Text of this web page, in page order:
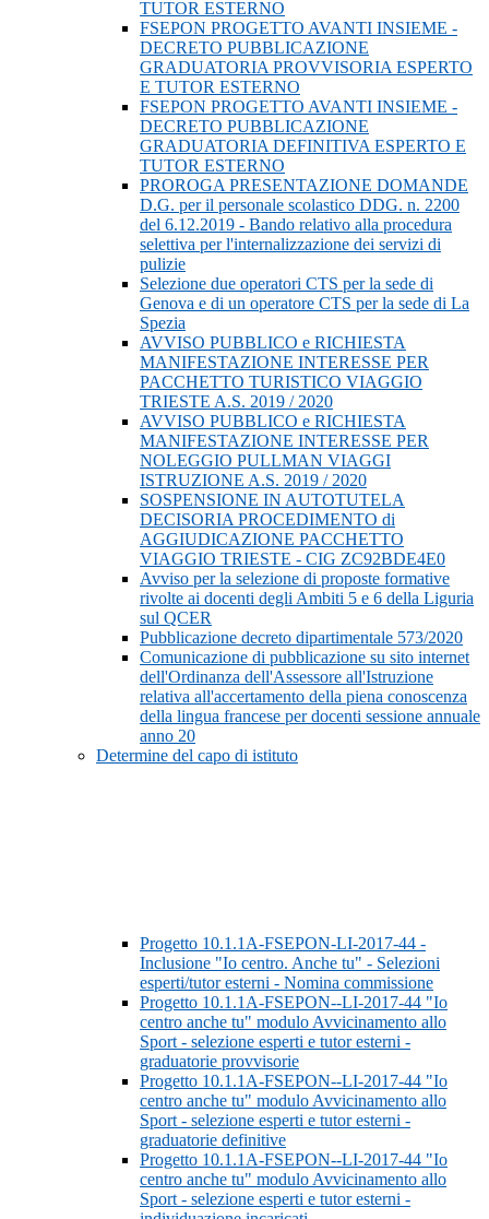
TUTOR ESTERNO
FSEPON PROGETTO AVANTI INSIEME -
DECRETO PUBBLICAZIONE
GRADUATORIA PROVVISORIA ESPERTO
E TUTOR ESTERNO
FSEPON PROGETTO AVANTI INSIEME -
DECRETO PUBBLICAZIONE
GRADUATORIA DEFINITIVA ESPERTO E
TUTOR ESTERNO
PROROGA PRESENTAZIONE DOMANDE
D.G. per il personale scolastico DDG. n. 2200
del 6.12.2019 - Bando relativo alla procedura
selettiva per l'internalizzazione dei servizi di
pulizie
Selezione due operatori CTS per la sede di
Genova e di un operatore CTS per la sede di La
Spezia
AVVISO PUBBLICO e RICHIESTA
MANIFESTAZIONE INTERESSE PER
PACCHETTO TURISTICO VIAGGIO
TRIESTE A.S. 2019 / 2020
AVVISO PUBBLICO e RICHIESTA
MANIFESTAZIONE INTERESSE PER
NOLEGGIO PULLMAN VIAGGI
ISTRUZIONE A.S. 2019 / 2020
SOSPENSIONE IN AUTOTUTELA
DECISORIA PROCEDIMENTO di
AGGIUDICAZIONE PACCHETTO
VIAGGIO TRIESTE - CIG ZC92BDE4E0
Avviso per la selezione di proposte formative
rivolte ai docenti degli Ambiti 5 e 6 della Liguria
sul QCER
Pubblicazione decreto dipartimentale 573/2020
Comunicazione di pubblicazione su sito internet
dell'Ordinanza dell'Assessore all'Istruzione
relativa all'accertamento della piena conoscenza
della lingua francese per docenti sessione annuale
anno 20
Determine del capo di istituto
Progetto 10.1.1A-FSEPON-LI-2017-44 -
Inclusione "Io centro. Anche tu" - Selezioni
esperti/tutor esterni - Nomina commissione
Progetto 10.1.1A-FSEPON--LI-2017-44 "Io
centro anche tu" modulo Avvicinamento allo
Sport - selezione esperti e tutor esterni -
graduatorie provvisorie
Progetto 10.1.1A-FSEPON--LI-2017-44 "Io
centro anche tu" modulo Avvicinamento allo
Sport - selezione esperti e tutor esterni -
graduatorie definitive
Progetto 10.1.1A-FSEPON--LI-2017-44 "Io
centro anche tu" modulo Avvicinamento allo
Sport - selezione esperti e tutor esterni -